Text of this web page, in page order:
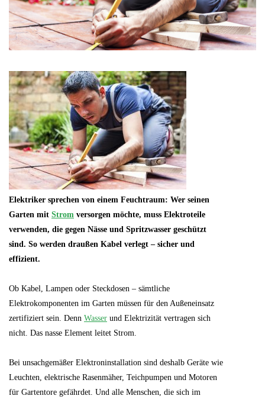
Elektriker sprechen von einem Feuchtraum: Wer seinen
Garten mit Strom versorgen möchte, muss Elektroteile
verwenden, die gegen Nässe und Spritzwasser geschützt
sind. So werden draußen Kabel verlegt – sicher und
effizient.
Ob Kabel, Lampen oder Steckdosen – sämtliche
Elektrokomponenten im Garten müssen für den Außeneinsatz
zertifiziert sein. Denn Wasser und Elektrizität vertragen sich
nicht. Das nasse Element leitet Strom.
Bei unsachgemäßer Elektroninstallation sind deshalb Geräte wie
Leuchten, elektrische Rasenmäher, Teichpumpen und Motoren
für Gartentore gefährdet. Und alle Menschen, die sich im